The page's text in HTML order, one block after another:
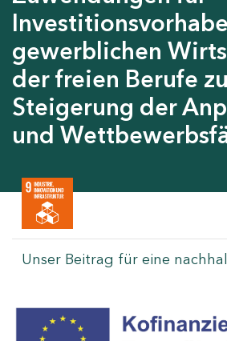
gewerblichen
der freien Berufe
Steigerung der
und
Unser Beitrag für eine